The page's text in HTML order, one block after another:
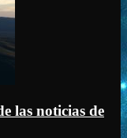
las noticias de